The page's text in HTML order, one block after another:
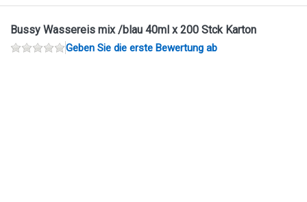
Bussy Wassereis mix /blau 40ml x 200 Stck Karton
Geben Sie die erste Bewertung ab